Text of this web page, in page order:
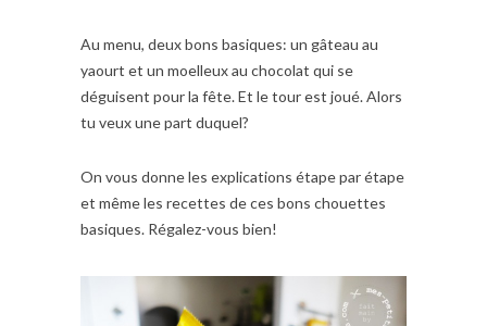
Au menu, deux bons basiques: un gâteau au
yaourt et un moelleux au chocolat qui se
déguisent pour la fête. Et le tour est joué. Alors
tu veux une part duquel?
On vous donne les explications étape par étape
et même les recettes de ces bons chouettes
basiques. Régalez-vous bien!